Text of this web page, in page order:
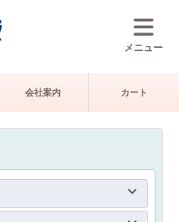
メニュー
会社案内 カート